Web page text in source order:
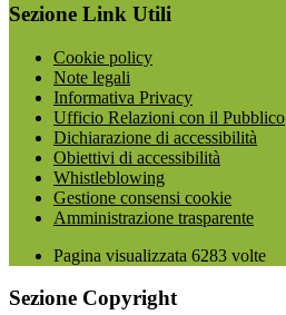
Sezione Link Utili
Cookie policy
Note legali
Informativa Privacy
Ufficio Relazioni con il Pubblico
Dichiarazione di accessibilità
Obiettivi di accessibilità
Whistleblowing
Gestione consensi cookie
Amministrazione trasparente
Pagina visualizzata 6283 volte
Sezione Copyright